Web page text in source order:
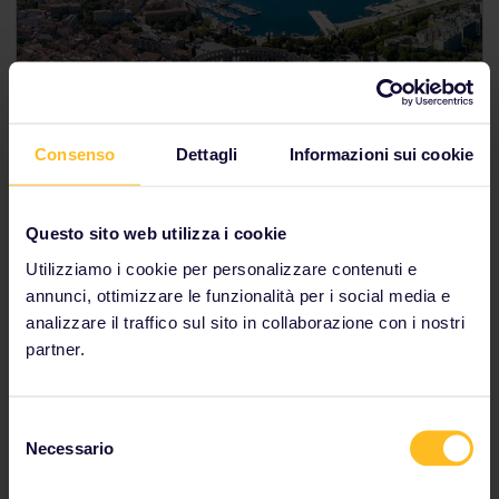
Consenso Dettagli Informazioni sui cookie
Questo sito web utilizza i cookie
Utilizziamo i cookie per personalizzare contenuti e
annunci, ottimizzare le funzionalità per i social media e
analizzare il traffico sul sito in collaborazione con i nostri
partner.
delNecessario
Giorni 6 e 7: Pola, Croazia
Pola è la perla nascosta della Croazia. Questa città
costiera è sede di uno pochi anfiteatri romani rimasti.
Vi sono anche diverse spiagge lungo la costa, molte
delle quali ancora incontaminate dal turismo
lotte tra gladiatori,
nel corso dell'evento "Spectacvla Antiqv".